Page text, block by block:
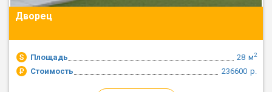
Дворец
Площадь м2
28
Стоимость
р.
236600